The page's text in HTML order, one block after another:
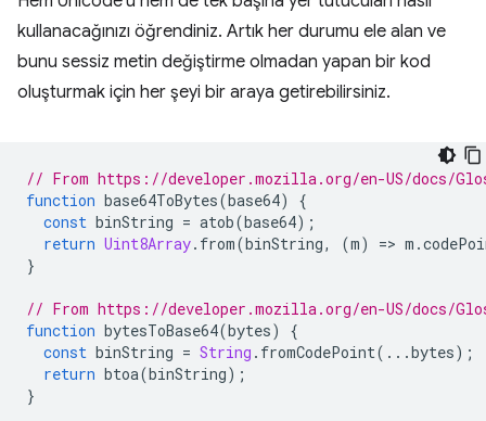
kullanacağınızı öğrendiniz. Artık her durumu ele alan ve
bunu sessiz metin değiştirme olmadan yapan bir kod
oluşturmak için her şeyi bir araya getirebilirsiniz.
// From https://developer.mozilla.org/en-US/docs/
function base64ToBytes(base64)
{
const binString = atob(base64);
return Uint8Array. from(binString, (m) => m .
}
// From https://developer.mozilla.org/en-US/docs/
function bytesToBase64(bytes)
{
const binString = String . fromCodePoint(...bytes);
return btoa(binString);
}